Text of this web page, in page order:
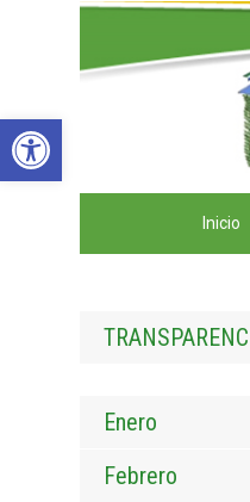
Abrir barra de herramientas
Inicio
Enero
Febrero